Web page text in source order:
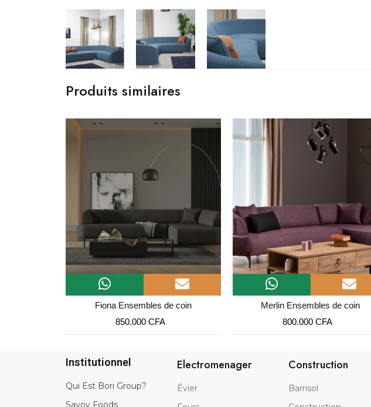
Produits similaires
Fiona Ensembles de coin
850.000 CFA
Merlin Ensembles de coin
800.000 CFA
Institutionnel
Qui Est Bori Group?
Savoy Foods
Electromenager
Évier
Construction
Barrisol